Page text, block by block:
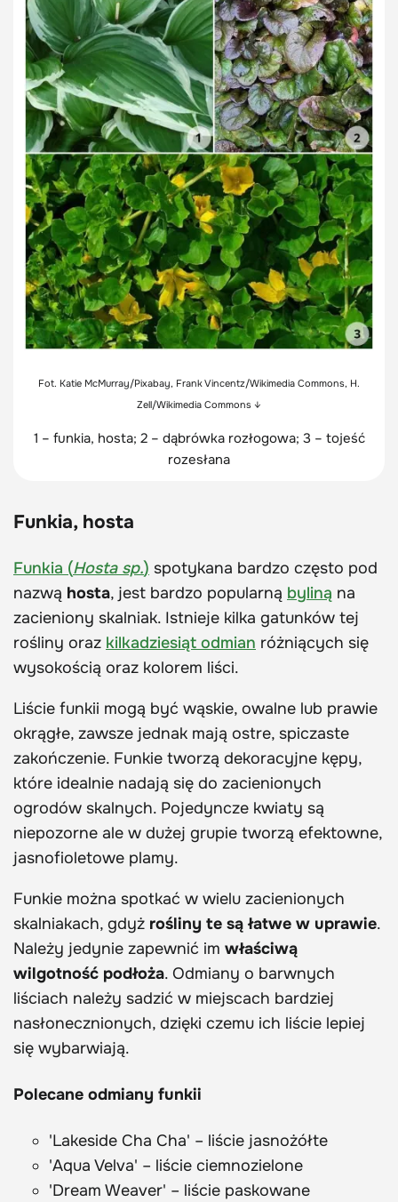
Fot. Katie McMurray/Pixabay, Frank Vincentz/Wikimedia Commons, H.
Zell/Wikimedia Commons ↓
1 – funkia, hosta; 2 – dąbrówka rozłogowa; 3 – tojeść
rozesłana
Funkia, hosta
Funkia (Hosta sp.) spotykana bardzo często pod
nazwą hosta, jest bardzo popularną byliną na
zacieniony skalniak. Istnieje kilka gatunków tej
rośliny oraz kilkadziesiąt odmian różniących się
wysokością oraz kolorem liści.
Liście funkii mogą być wąskie, owalne lub prawie
okrągłe, zawsze jednak mają ostre, spiczaste
zakończenie. Funkie tworzą dekoracyjne kępy,
które idealnie nadają się do zacienionych
ogrodów skalnych. Pojedyncze kwiaty są
niepozorne ale w dużej grupie tworzą efektowne,
jasnofioletowe plamy.
Funkie można spotkać w wielu zacienionych
skalniakach, gdyż rośliny te są łatwe w uprawie.
Należy jedynie zapewnić im właściwą
wilgotność podłoża. Odmiany o barwnych
liściach należy sadzić w miejscach bardziej
nasłonecznionych, dzięki czemu ich liście lepiej
się wybarwiają.
Polecane odmiany funkii
'Lakeside Cha Cha' – liście jasnożółte
'Aqua Velva' – liście ciemnozielone
'Dream Weaver' – liście paskowane